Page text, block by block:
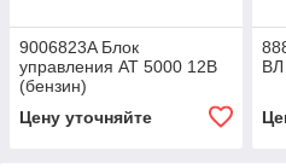
9006823A Блок
управления АТ 5000 12В
(бензин)
Цену уточняйте
ВЛ